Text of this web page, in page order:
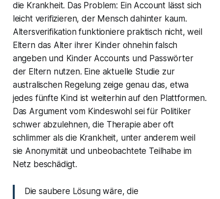
die Krankheit. Das Problem: Ein Account lässt sich
leicht verifizieren, der Mensch dahinter kaum.
Altersverifikation funktioniere praktisch nicht, weil
Eltern das Alter ihrer Kinder ohnehin falsch
angeben und Kinder Accounts und Passwörter
der Eltern nutzen. Eine aktuelle Studie zur
australischen Regelung zeige genau das, etwa
jedes fünfte Kind ist weiterhin auf den Plattformen.
Das Argument vom Kindeswohl sei für Politiker
schwer abzulehnen, die Therapie aber oft
schlimmer als die Krankheit, unter anderem weil
sie Anonymität und unbeobachtete Teilhabe im
Netz beschädigt.
Die saubere Lösung wäre, die